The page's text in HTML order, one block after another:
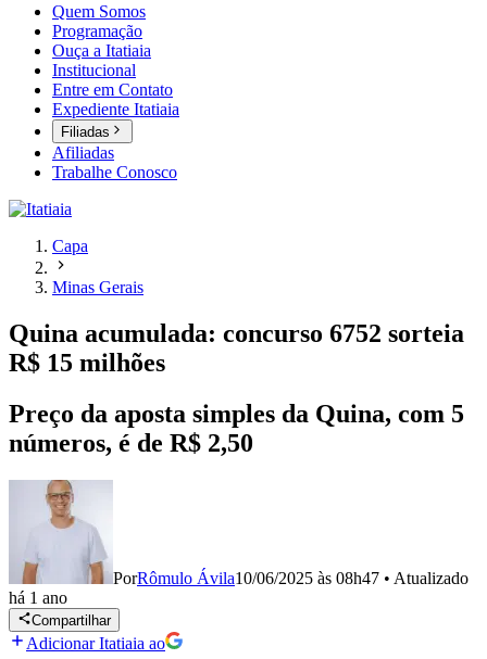
Quem Somos
Programação
Ouça a Itatiaia
Institucional
Entre em Contato
Expediente Itatiaia
Filiadas
Afiliadas
Trabalhe Conosco
Capa
Minas Gerais
Quina acumulada: concurso 6752 sorteia
R$ 15 milhões
Preço da aposta simples da Quina, com 5
números, é de R$ 2,50
PorRômulo Ávila10/06/2025 às 08h47 • Atualizado
há 1 ano
Compartilhar
Adicionar Itatiaia ao